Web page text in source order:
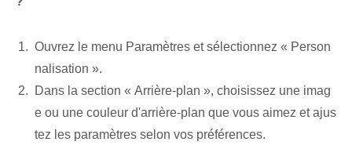
Ouvrez le menu Paramètres et sélectionnez « Person
nalisation ».
Dans la section « Arrière-plan », choisissez une imag
e ou une couleur d'arrière-plan que vous aimez et ajus
tez les paramètres selon vos préférences.